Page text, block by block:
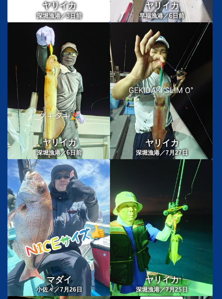
ヤリイカ
深堀漁港／3日前
ヤリイカ
早福漁港／6日前
ヤリイカ
深堀漁港／6日前
ヤリイカ
深堀漁港／7月27日
マダイ
小佐々／7月26日
ヤリイカ
深堀漁港／7月25日